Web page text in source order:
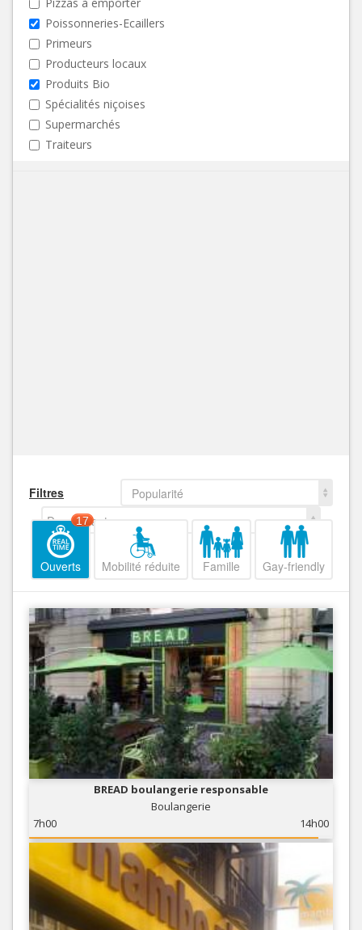
Poissonneries-Ecaillers
Primeurs
Producteurs locaux
Produits Bio
Spécialités niçoises
Supermarchés
Traiteurs
Filtres
Popularité
Decroissant
Ouverts
17
Mobilité réduite Famille Gay-friendly
BREAD boulangerie responsable
Boulangerie
7h00
14h00